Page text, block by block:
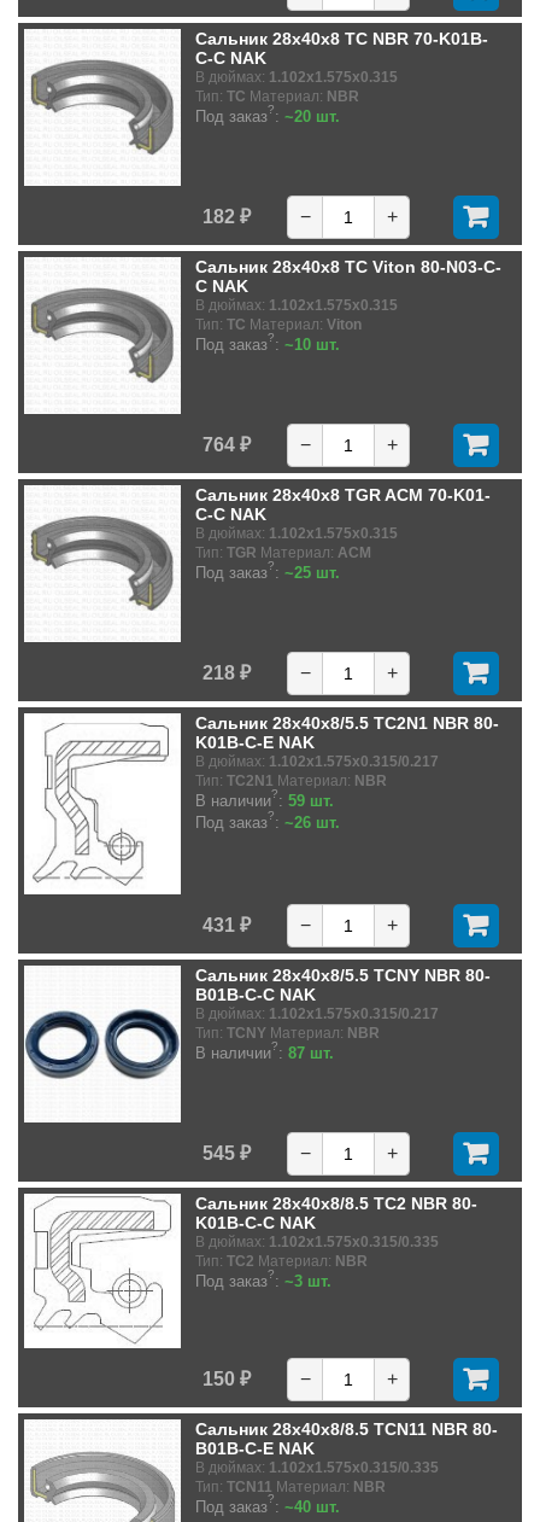
Сальник 28x40x8 TC NBR 70-K01B-
C-C NAK
В дюймах: 1.102x1.575x0.315
Тип: TC Материал: NBR
Под заказ?: ~20 шт.
182 ₽ − +
Сальник 28x40x8 TC Viton 80-N03-C-
C NAK
В дюймах: 1.102x1.575x0.315
Тип: TC Материал: Viton
Под заказ?: ~10 шт.
764 ₽ − +
Сальник 28x40x8 TGR ACM 70-K01-
C-C NAK
В дюймах: 1.102x1.575x0.315
Тип: TGR Материал: ACM
Под заказ?: ~25 шт.
218 ₽ − +
Сальник 28x40x8/5.5 TC2N1 NBR 80-
K01B-C-E NAK
В дюймах: 1.102x1.575x0.315/0.217
Тип: TC2N1 Материал: NBR
В наличии?: 59 шт.
Под заказ?: ~26 шт.
431 ₽ − +
Сальник 28x40x8/5.5 TCNY NBR 80-
B01B-C-C NAK
В дюймах: 1.102x1.575x0.315/0.217
Тип: TCNY Материал: NBR
В наличии?: 87 шт.
545 ₽ − +
Сальник 28x40x8/8.5 TC2 NBR 80-
K01B-C-C NAK
В дюймах: 1.102x1.575x0.315/0.335
Тип: TC2 Материал: NBR
Под заказ?: ~3 шт.
150 ₽ − +
Сальник 28x40x8/8.5 TCN11 NBR 80-
B01B-C-E NAK
В дюймах: 1.102x1.575x0.315/0.335
Тип: TCN11 Материал: NBR
Под заказ?: ~40 шт.